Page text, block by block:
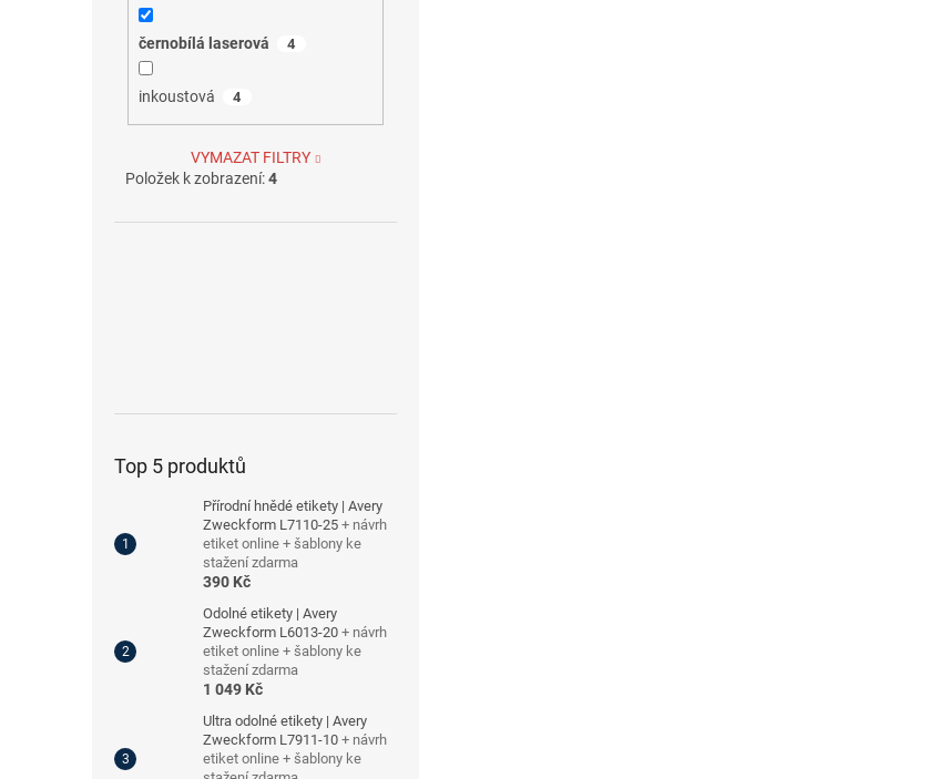
černobílá laserová 4
inkoustová 4
VYMAZAT FILTRY
Položek k zobrazení:4
Top 5 produktů
Přírodní hnědé etikety | Avery
Zweckform L7110-25 + návrh
etiket online + šablony ke
stažení zdarma
390 Kč
Odolné etikety | Avery
Zweckform L6013-20 + návrh
etiket online + šablony ke
stažení zdarma
1 049 Kč
Ultra odolné etikety | Avery
Zweckform L7911-10 + návrh
etiket online + šablony ke